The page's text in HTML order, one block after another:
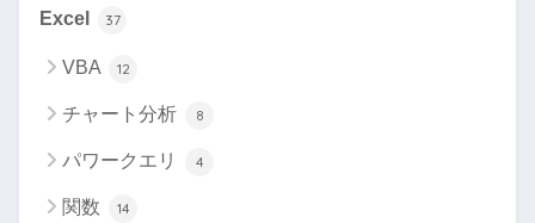
Excel 37
VBA 12
チャート分析 8
パワークエリ 4
関数 14